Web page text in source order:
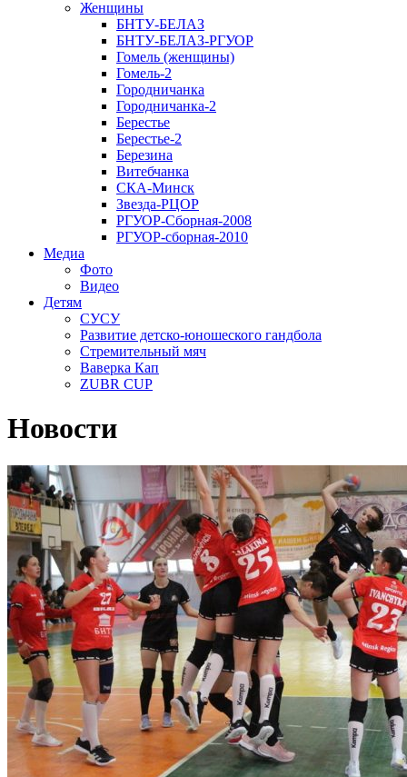
Женщины
БНТУ-БЕЛАЗ
БНТУ-БЕЛАЗ-РГУОР
Гомель (женщины)
Гомель-2
Городничанка
Городничанка-2
Берестье
Берестье-2
Березина
Витебчанка
СКА-Минск
Звезда-РЦОР
РГУОР-Сборная-2008
РГУОР-сборная-2010
Медиа
Фото
Видео
Детям
СУСУ
Развитие детско-юношеского гандбола
Стремительный мяч
Ваверка Кап
ZUBR CUP
Новости